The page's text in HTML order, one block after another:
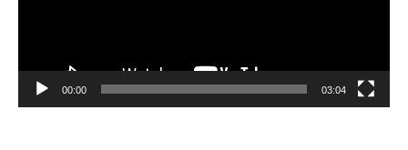
00:00 03:04